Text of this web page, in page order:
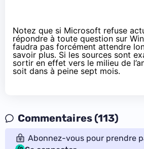
Notez que si Microsoft refuse
répondre à toute question sur
faudra pas forcément attendre
savoir plus. Si les sources sont
sortir en effet vers le milieu de
soit dans à peine sept mois.
Commentaires (113)
Abonnez-vous pour prendre